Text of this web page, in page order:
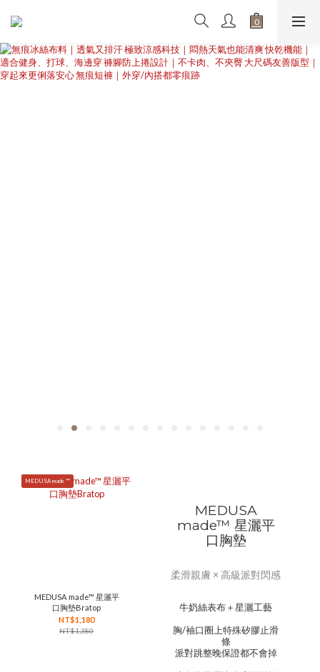
MEDUSA made ™
MEDUSA made™ 星灑平
口胸墊Bratop
NT$1,180
NT$1,380
MEDUSA
made™ 星灑平
口胸墊
柔滑親膚 × 高級派對閃感
牛奶絲表布＋星灑工藝
胸/袖口圈上特殊矽膠止滑
條
派對跳整晚保證都不會掉